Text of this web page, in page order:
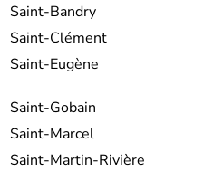
Saint-Bandry
Saint-Clément
Saint-Eugène
Saint-Gobain
Saint-Marcel
Saint-Martin-Rivière